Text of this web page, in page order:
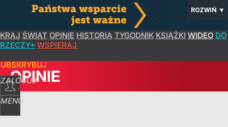
ROZWIŃ ▼
KRAJ ŚWIAT OPINIE HISTORIA TYGODNIK KSIĄŻKI WIDEO DO
RZECZY+ WSPIERAJ
ZALOGUJ
MENU
OPINIE